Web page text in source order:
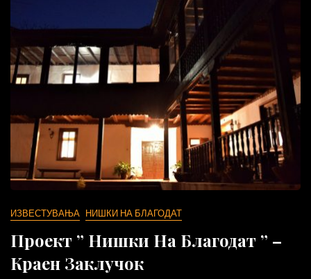
ИЗВЕСТУВАЊА НИШКИ НА БЛАГОДАТ
Проект ” Нишки На Благодат ” –
Краен Заклучок